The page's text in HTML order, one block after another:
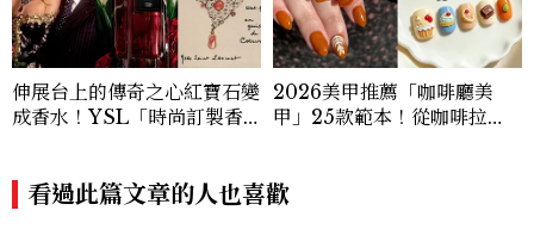
伸展台上的傳奇之心紅寶石變
成香水！YSL「時尚訂製香
調，性感張力令人一聞上癮
2026美甲推薦「咖啡廳美
甲」25款範本！從咖啡拉
看過此篇文章的人也喜歡